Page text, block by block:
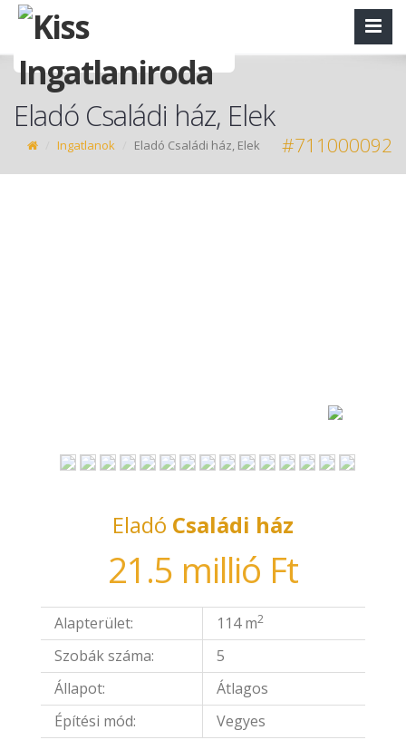
Eladó Családi ház, Elek
Ingatlanok Eladó Családi ház, Elek #711000092
Eladó Családi ház
21.5 millió Ft
Alapterület: 114 m2
Szobák száma:
5
Állapot:
Átlagos
Építési mód:
Vegyes